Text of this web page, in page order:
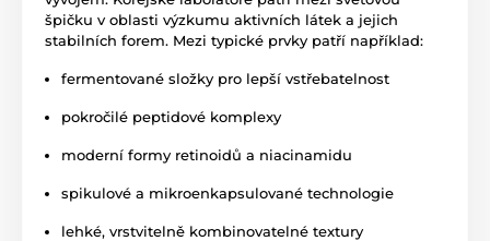
špičku v oblasti výzkumu aktivních látek a jejich
stabilních forem. Mezi typické prvky patří například:
fermentované složky pro lepší vstřebatelnost
pokročilé peptidové komplexy
moderní formy retinoidů a niacinamidu
spikulové a mikroenkapsulované technologie
lehké, vrstvitelně kombinovatelné textury